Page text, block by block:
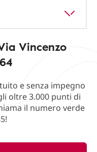
Vincenzo
e senza impegno
oltre 3.000 punti di
il numero verde